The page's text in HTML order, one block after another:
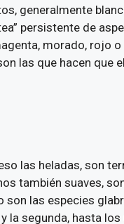
generalmente
persistente de
morado, rojo o
las que hacen que
las heladas, son
también suaves,
las especies
la segunda, hasta los